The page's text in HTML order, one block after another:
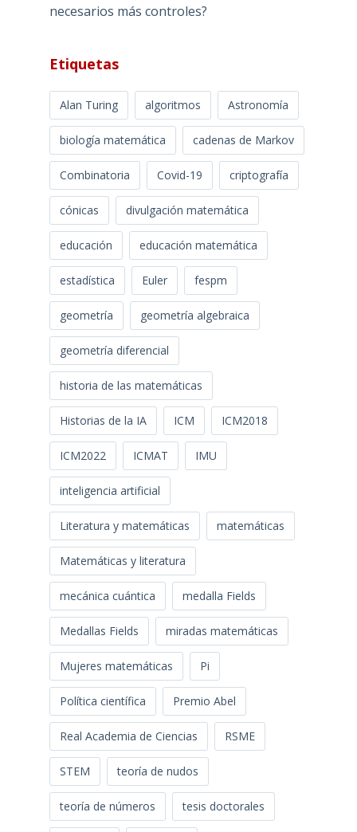
necesarios más controles?
Etiquetas
Alan Turing algoritmos Astronomía
biología matemática cadenas de Markov
Combinatoria Covid-19 criptografía
cónicas divulgación matemática
educación educación matemática
estadística Euler fespm
geometría geometría algebraica
geometría diferencial
historia de las matemáticas
Historias de la IA ICM ICM2018
ICM2022 ICMAT IMU
inteligencia artificial
Literatura y matemáticas matemáticas
Matemáticas y literatura
mecánica cuántica medalla Fields
Medallas Fields miradas matemáticas
Mujeres matemáticas Pi
Política científica Premio Abel
Real Academia de Ciencias RSME
STEM teoría de nudos
teoría de números tesis doctorales